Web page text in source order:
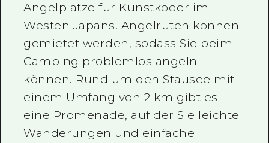
Angelplätze für Kunstköder im
Westen Japans. Angelruten können
gemietet werden, sodass Sie beim
Camping problemlos angeln
können. Rund um den Stausee mit
einem Umfang von 2 km gibt es
eine Promenade, auf der Sie leichte
Wanderungen und einfache